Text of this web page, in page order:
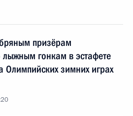
призёрам
лыжным гонкам в эстафете
Олимпийских зимних играх